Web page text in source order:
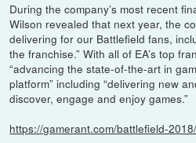
During the company’s most recent
Wilson revealed that next year, the
delivering for our Battlefield fans,
the franchise.” With all of EA’s top
“advancing the state-of-the-art in
platform” including “delivering new
discover, engage and enjoy games.”
https://gamerant.com/battlefield-2018/